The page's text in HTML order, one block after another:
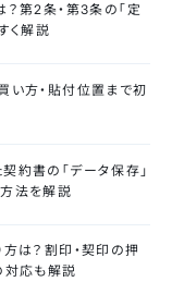
？第2条・第3条の「定
く解説
い方・貼付位置まで初
約書の「データ保存」
法を解説
は？割印・契印の押
対応も解説